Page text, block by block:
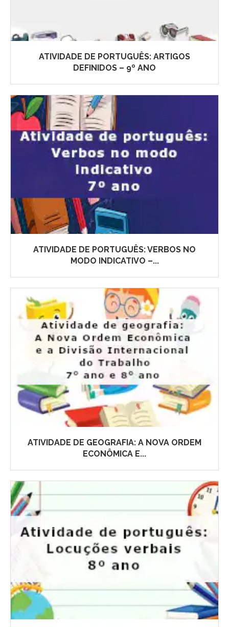
ATIVIDADE DE PORTUGUÊS: ARTIGOS
DEFINIDOS – 9º ANO
ATIVIDADE DE PORTUGUÊS: VERBOS NO
MODO INDICATIVO –...
ATIVIDADE DE GEOGRAFIA: A NOVA ORDEM
ECONÔMICA E...